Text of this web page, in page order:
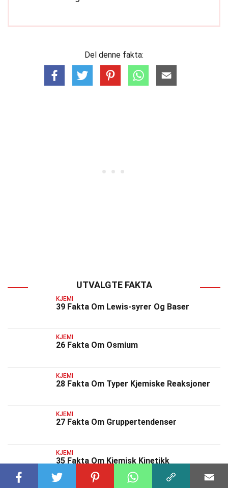
Del denne fakta:
UTVALGTE FAKTA
KJEMI
39 Fakta Om Lewis-syrer Og Baser
KJEMI
26 Fakta Om Osmium
KJEMI
28 Fakta Om Typer Kjemiske Reaksjoner
KJEMI
27 Fakta Om Gruppertendenser
KJEMI
35 Fakta Om Kjemisk Kinetikk